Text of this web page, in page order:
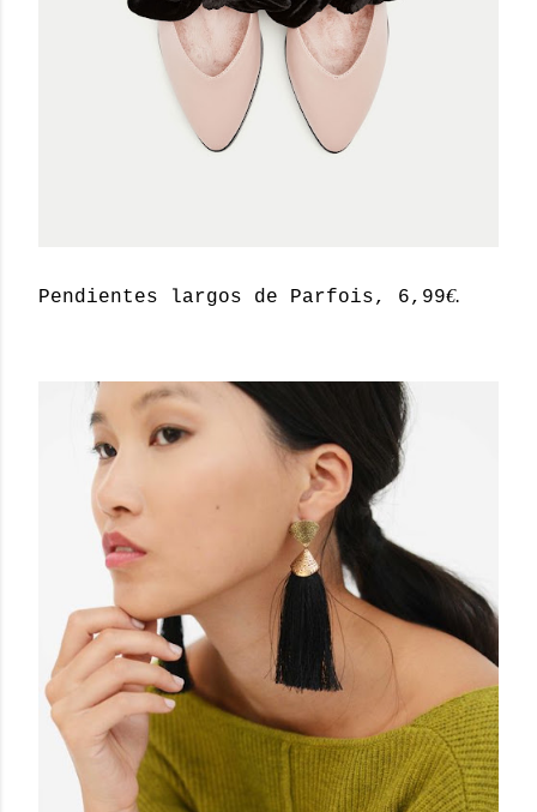
Pendientes largos de Parfois, 6,99€.